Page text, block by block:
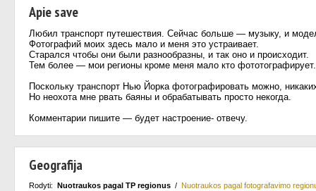
Apie save
Любил транспорт путешествия. Сейчас больше — музыку, и
Фотографий моих здесь мало и меня это устраивает.
Старался чтобы они были разнообразны, и так оно и происходит.
Тем более — мои регионы кроме меня мало кто фототографирует.
Поскольку транспорт Нью Йорка фотографировать можно,
Но неохота мне рвать баяны и обрабатывать просто некогда.
Комментарии пишите — будет настроение- отвечу.
Geografija
Rodyti: Nuotraukos pagal TP regionus / Nuotraukos pagal fotografavimo